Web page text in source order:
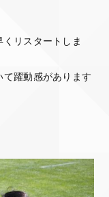
リスタートしま
躍動感があります